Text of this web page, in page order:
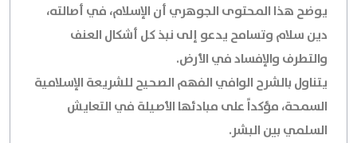
يوضح هذا المحتوى الجوهري أن الإسلام، في أصالته،
دين سلام وتسامح يدعو إلى نبذ كل أشكال العنف
والتطرف والإفساد في الأرض.
يتناول بالشرح الوافي الفهم الصحيح للشريعة الإسلامية
السمحة، مؤكداً على مبادئها الأصيلة في التعايش
السلمي بين البشر.